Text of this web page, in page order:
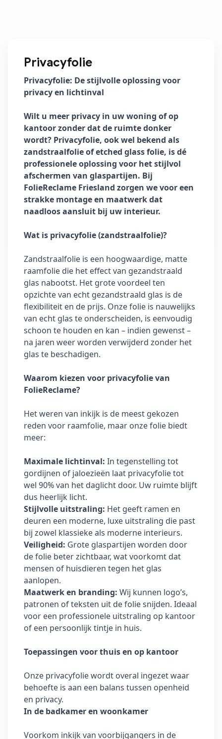
Privacyfolie
Privacyfolie: De stijlvolle oplossing voor
privacy en lichtinval
Wilt u meer privacy in uw woning of op
kantoor zonder dat de ruimte donker
wordt? Privacyfolie, ook wel bekend als
zandstraalfolie of etched glass folie, is dé
professionele oplossing voor het stijlvol
afschermen van glaspartijen. Bij
FolieReclame Friesland zorgen we voor een
strakke montage en maatwerk dat
naadloos aansluit bij uw interieur.
Wat is privacyfolie (zandstraalfolie)?
Zandstraalfolie is een hoogwaardige, matte
raamfolie die het effect van gezandstraald
glas nabootst. Het grote voordeel ten
opzichte van echt gezandstraald glas is de
flexibiliteit en de prijs. Onze folie is nauwelijks
van echt glas te onderscheiden, is eenvoudig
schoon te houden en kan – indien gewenst –
na jaren weer worden verwijderd zonder het
glas te beschadigen.
Waarom kiezen voor privacyfolie van
FolieReclame?
Het weren van inkijk is de meest gekozen
reden voor raamfolie, maar onze folie biedt
meer:
Maximale lichtinval: In tegenstelling tot
gordijnen of jaloezieën laat privacyfolie tot
wel 90% van het daglicht door. Uw ruimte blijft
dus heerlijk licht.
Stijlvolle uitstraling: Het geeft ramen en
deuren een moderne, luxe uitstraling die past
bij zowel klassieke als moderne interieurs.
Veiligheid: Grote glaspartijen worden door
de folie beter zichtbaar, wat voorkomt dat
mensen of huisdieren tegen het glas
aanlopen.
Maatwerk en branding: Wij kunnen logo’s,
patronen of teksten uit de folie snijden. Ideaal
voor een professionele uitstraling op kantoor
of een persoonlijk tintje in huis.
Toepassingen voor thuis en op kantoor
Onze privacyfolie wordt overal ingezet waar
behoefte is aan een balans tussen openheid
en privacy.
In de badkamer en woonkamer
Voorkom inkijk van voorbijgangers in de